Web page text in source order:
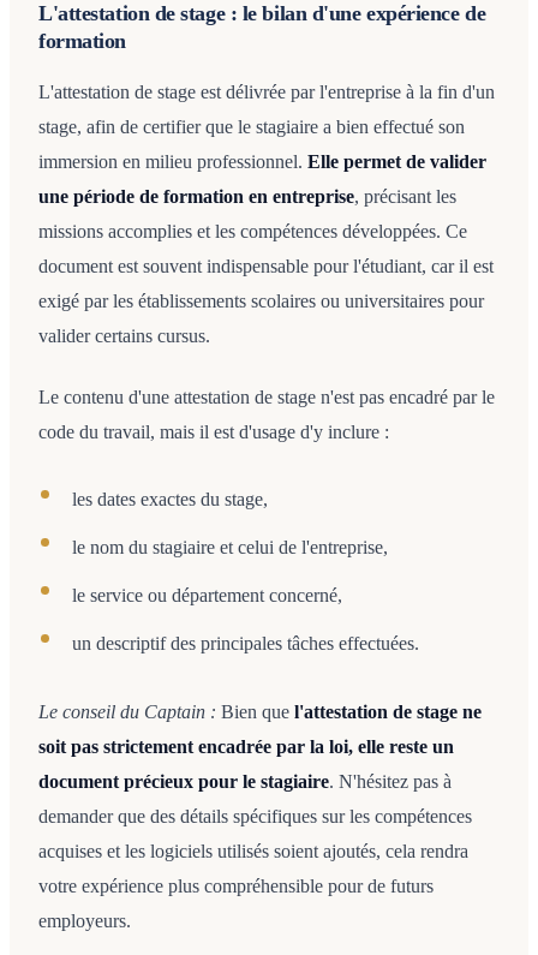
L'attestation de stage : le bilan d'une expérience de
formation
L'attestation de stage est délivrée par l'entreprise à la fin d'un
stage, afin de certifier que le stagiaire a bien effectué son
immersion en milieu professionnel. Elle permet de valider
une période de formation en entreprise, précisant les
missions accomplies et les compétences développées. Ce
document est souvent indispensable pour l'étudiant, car il est
exigé par les établissements scolaires ou universitaires pour
valider certains cursus.
Le contenu d'une attestation de stage n'est pas encadré par le
code du travail, mais il est d'usage d'y inclure :
les dates exactes du stage,
le nom du stagiaire et celui de l'entreprise,
le service ou département concerné,
un descriptif des principales tâches effectuées.
Le conseil du Captain : Bien que l'attestation de stage ne
soit pas strictement encadrée par la loi, elle reste un
document précieux pour le stagiaire. N'hésitez pas à
demander que des détails spécifiques sur les compétences
acquises et les logiciels utilisés soient ajoutés, cela rendra
votre expérience plus compréhensible pour de futurs
employeurs.